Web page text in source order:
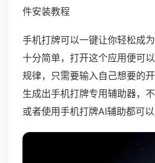
件安装教程
手机打牌可以一键让你轻松成
十分简单，打开这个应用便可
规律，只需要输入自己想要的
生成出手机打牌专用辅助器，
或者使用手机打牌AI辅助都可以